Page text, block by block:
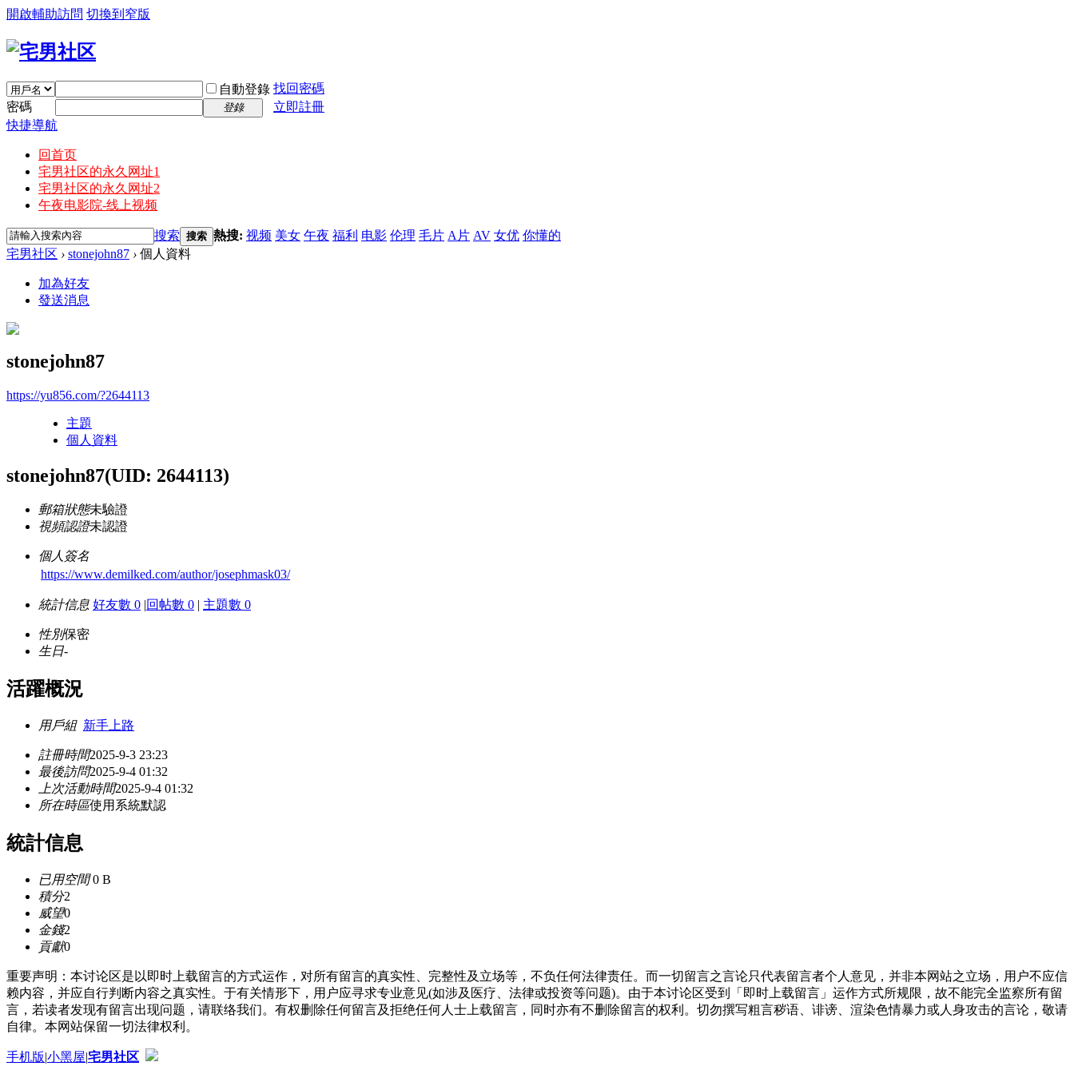
開啟輔助訪問 切換到窄版
自動登錄 找回密碼
密碼
登錄
立即註冊
快捷導航
回首页
宅男社区的永久网址1
宅男社区的永久网址2
午夜电影院-线上视频
搜索 搜索 熱搜: 视频 美女 午夜 福利 电影 伦理 毛片 A片 AV 女优 你懂的
宅男社区 › stonejohn87 › 個人資料
加為好友
發送消息
stonejohn87
https://yu856.com/?2644113
主題
個人資料
stonejohn87(UID: 2644113)
郵箱狀態未驗證
視頻認證未認證
個人簽名
https://www.demilked.com/author/josephmask03/
統計信息 好友數 0 |回帖數 0 | 主題數 0
性別保密
生日-
活躍概況
用戶組 新手上路
註冊時間2025-9-3 23:23
最後訪問2025-9-4 01:32
上次活動時間2025-9-4 01:32
所在時區使用系統默認
統計信息
已用空間0 B
積分2
威望0
金錢2
貢獻0
重要声明：本讨论区是以即时上载留言的方式运作，对所有留言的真实性、完整性及立场等，不负任何法律责任。而一切留言之言论只代表留言者个人意见，并非本网站之立场，用户不应信
赖内容，并应自行判断内容之真实性。于有关情形下，用户应寻求专业意见(如涉及医疗、法律或投资等问题)。由于本讨论区受到「即时上载留言」运作方式所规限，故不能完全监察所有留
言，若读者发现有留言出现问题，请联络我们。有权删除任何留言及拒绝任何人士上载留言，同时亦有不删除留言的权利。切勿撰写粗言秽语、诽谤、渲染色情暴力或人身攻击的言论，敬请
自律。本网站保留一切法律权利。
手机版|小黑屋|宅男社区